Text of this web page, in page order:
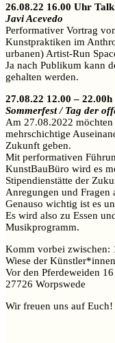
26.08.22 16.00 Uhr Talk
Javi Acevedo
Performativer Vortrag
Kunstpraktiken im
urbanen) Artist-Run
Ja nach Publikum kann
gehalten werden. ­
27.08.22 12.00 – 22.00h
Sommerfest / Tag der
Am 27.08.2022
mehrschichtige
Zukunft geben.
Mit performativen
KunstBauBüro wird es
Stipendienstätte der
Anregungen und Fragen
Genauso wichtig ist es
Es wird also zu Essen
Musikprogramm.
Komm vorbei zwischen:
Wiese der
Vor den Pferdeweiden 16
27726 Worpswede
Wir freuen uns auf Euch!